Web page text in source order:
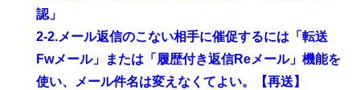
認」
2-2.メール返信のこない相手に催促するには「転送
Fwメール」または「履歴付き返信Reメール」機能を
使い、メール件名は変えなくてよい。【再送】